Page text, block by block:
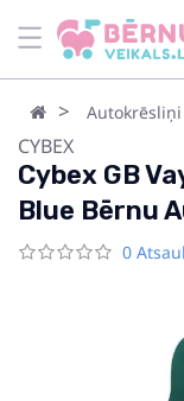
Autokrēsliņi
CYBEX
Cybex GB
Blue Bērnu
0